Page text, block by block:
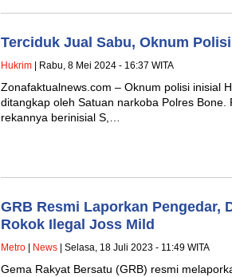
Terciduk Jual Sabu, Oknum
Hukrim | Rabu, 8 Mei 2024 - 16:37 WITA
Zonafaktualnews.com – Oknum polisi inisial
ditangkap oleh Satuan narkoba Polres Bone.
rekannya berinisial S,…
GRB Resmi Laporkan Pengedar,
Rokok Ilegal Joss Mild
Metro News | Selasa, 18 Juli 2023 - 11:49 WITA
Gema Rakyat Bersatu (GRB) resmi